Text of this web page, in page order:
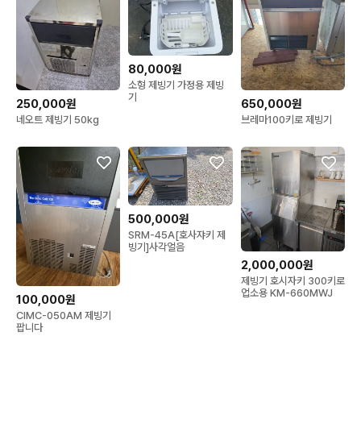
250,000원
네오트 제빙기 50kg
80,000원
소형 제빙기 가정용 제빙
기
650,000원
브레마100키로 제빙기
100,000원
CIMC-050AM 제빙기
팝니다
500,000원
SRM-45A[호사쟈키 제
빙기]사각얼음
2,000,000원
제빙기 호시자키 300키로
업소용 KM-660MWJ